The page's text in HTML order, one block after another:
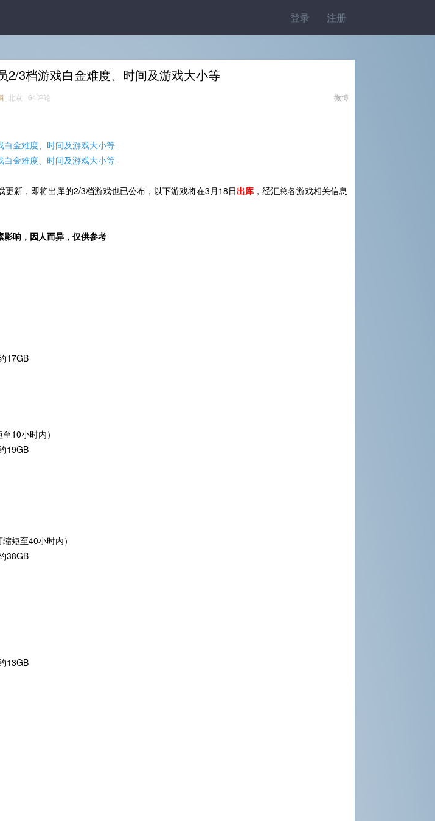
登录 注册
2/3档游戏白金难度、时间及游戏大小等
微博
北京 64评论
白金难度、时间及游戏大小等
白金难度、时间及游戏大小等
新，即将出库的2/3档游戏也已公布，以下游戏将在3月18日出库 ，经汇总各游戏相关信息
响，因人而异，仅供参考
17GB
10小时内）
19GB
短至40小时内）
38GB
13GB